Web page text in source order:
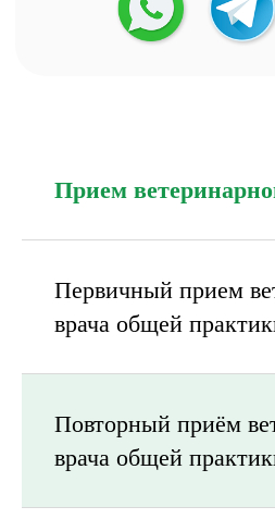
Прием
Первичный прием
врача общей
Повторный приём
врача общей